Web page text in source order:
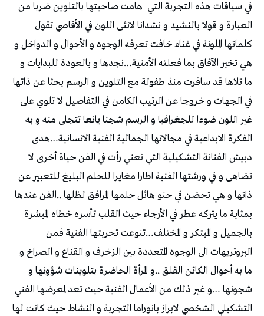
في سياقات هذه التجربة التي هامت صاحبتها بالتلوين ضربا من
العبارة و قولا بالنشيد و نشدانا لانثى اللون في الأقاصي تقول
كلماتها الملونة في غناء خافت تعرفه الوجوه و الأحوال و الدواخل و
هي تخبر الآفاق بما فعلته الأمنية…نجدها و بالعودة للبدايات و
ما تلاها قد سافرت منذ طفولة مع التلوين و الرسم بحثا عن ذاتها
في الجهات و خروجا عن الرتيب الكامن في التفاصيل لا تلوي على
غير اللون ضوءا للجغرافيا و الرسم شجنا يانعا تتجلى منه و به
الفكرة الابداعية في مجالاتها الجمالية الفنية الانسانية…هدى
دبيش الفنانة التشكيلية التي نعني رأت في الفن حياة أخرى لا
تضاهى و في ورشتها الفنية اطارا مغايرا للحلم البليغ للتعبير عن
ذاتها و هي تحضن في حنو هائل حلمها المرافق لظلها ..الفن عندها
بمثابة ما يتركه عطر في الأرجاء حيث القلب تأسره خطاه المبشرة
بالجميل و المبتكر و المختلف…تنوعت تحربتها الفنية فمن
البروتريهات الى الوجوه المتعددة بين الزخرف و القناع و الصراخ و
ما به أحوال الكائن القلق ..و المرأة الحاضرة بتلوينات شؤونها و
شجونها …و غير ذلك من الأعمال الفنية حيث تعد لمعرضها الفني
التشكيلي الشخصي لابراز بانوراما التجربة و النشاط حيث كانت لها